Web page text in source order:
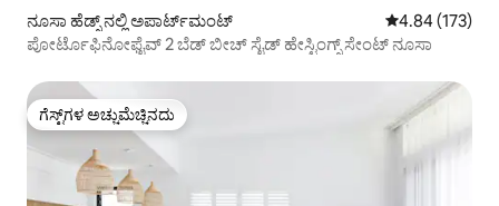
ನೂಸಾ ಹೆಡ್ಸ್ ನಲ್ಲಿ ಅಪಾರ್ಟ್‌ಮಂಟ್ 5 ರಲ್ಲಿ 4.84
4.84 (173)
ಪೋರ್ಟೊಫಿನೋಫೈವ್ 2 ಬೆಡ್ ಬೀಚ್ ಸೈಡ್ ಹೇಸ್ಟಿಂಗ್ಸ್ ಸೇಂಟ್ ನೂಸಾ
ಗೆಸ್ಟ್‌ಗಳ ಅಚ್ಚುಮೆಚ್ಚಿನದು
ಗೆಸ್ಟ್‌ಗಳ ಅಚ್ಚುಮೆಚ್ಚಿನದು